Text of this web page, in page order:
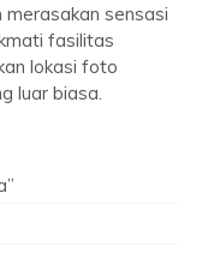
merasakan sensasi
fasilitas
lokasi foto
luar biasa.